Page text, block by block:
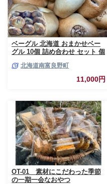
ベーグル 北海道 おまかせベー
グル 10個 詰め合わせ セット 個
酵母 天然酵母パン ナッツ チョ
コ チーズ レーズン いちじく ベ
ーコン ソーセージ キャラメル
北海道南富良野町
11,000円
OT-01 素材にこだわった季節
の一期一会なおやつ